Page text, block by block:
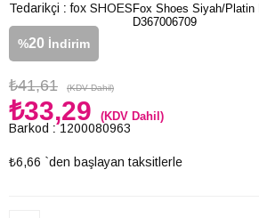
Tedarikçi : fox SHOES
%20 İndirim
₺41,61 (KDV Dahil)
₺33,29 (KDV Dahil)
Barkod : 1200080963
₺6,66 `den başlayan taksitlerle
Fox Shoes Siyah/Platin
D367006709